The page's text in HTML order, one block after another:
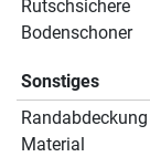
Rutschsichere
Bodenschoner
Sonstiges
Randabdeckung
Material